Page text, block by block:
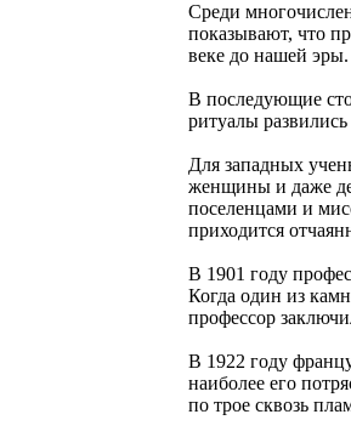
Среди
показывают, что
веке до нашей эры.
В последующие
ритуалы
Для западных
женщины и даже
поселенцами и
приходится
В 1901 году
Когда один из
профессор
В 1922 году
наиболее его
по трое сквозь